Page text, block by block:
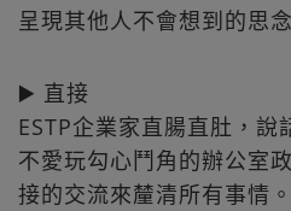
呈現其他人不會想到的思念
▶️ 直接
ESTP企業家直腸直肚，說
不愛玩勾心鬥角的辦公室
接的交流來𨤳清所有事情。